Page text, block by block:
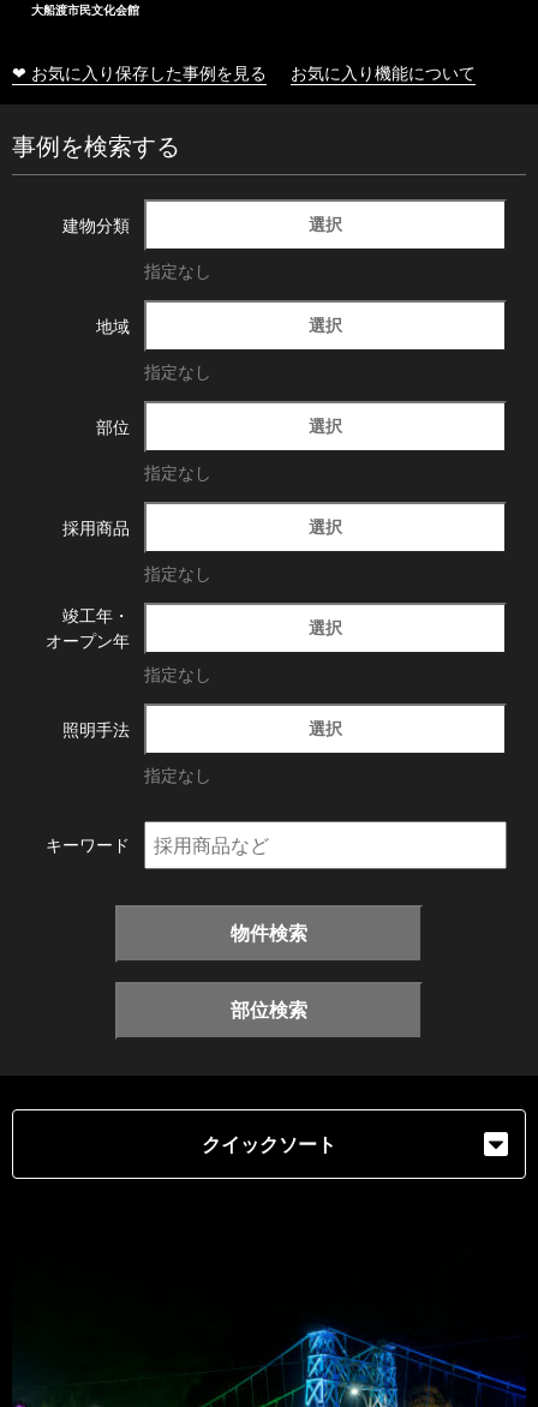
大船渡市民文化会館
❤ お気に入り保存した事例を見る お気に入り機能について
事例を検索する
建物分類 選択
指定なし
地域 選択
指定なし
部位 選択
指定なし
採用商品 選択
指定なし
竣工年・
オープン年
選択
指定なし
照明手法 選択
指定なし
キーワード
物件検索
部位検索
クイックソート